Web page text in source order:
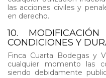
las acciones civiles y
en derecho.
10.
CONDICIONES Y
Finca Cuarta Bodegas y
cualquier momento las
siendo debidamente